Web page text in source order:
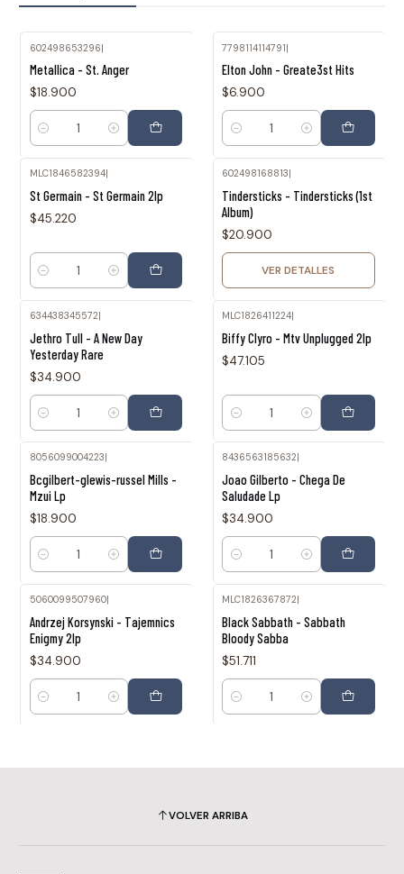
602498653296|
Metallica - St. Anger
$18.900
Cantidad
7798114114791|
Elton John - Greate3st Hits
$6.900
Cantidad
MLC1846582394|
St Germain - St Germain 2lp
$45.220
Cantidad
602498168813
Tindersticks - Tindersticks (1st
Album)
$20.900
VER DETALLES
634438345572|
Jethro Tull - A New Day
Yesterday Rare
$34.900
Cantidad
MLC1826411224|
Biffy Clyro - Mtv Unplugged 2lp
$47.105
Cantidad
8056099004223
Bcgilbert-glewis-russel Mills -
Mzui Lp
$18.900
Cantidad
8436563185632
Joao Gilberto - Chega De
Saludade Lp
$34.900
Cantidad
5060099507960|
Andrzej Korsynski - Tajemnics
Enigmy 2lp
$34.900
Cantidad
MLC1826367872|
Black Sabbath - Sabbath
Bloody Sabba
$51.711
Cantidad
VOLVER ARRIBA